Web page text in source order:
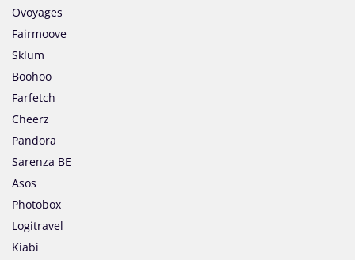
Ovoyages
Fairmoove
Sklum
Boohoo
Farfetch
Cheerz
Pandora
Sarenza BE
Asos
Photobox
Logitravel
Kiabi